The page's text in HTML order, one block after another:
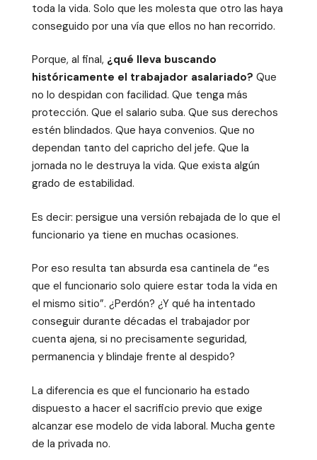
toda la vida. Solo que les molesta que otro las haya
conseguido por una vía que ellos no han recorrido.
Porque, al final, ¿qué lleva buscando
históricamente el trabajador asalariado? Que
no lo despidan con facilidad. Que tenga más
protección. Que el salario suba. Que sus derechos
estén blindados. Que haya convenios. Que no
dependan tanto del capricho del jefe. Que la
jornada no le destruya la vida. Que exista algún
grado de estabilidad.
Es decir: persigue una versión rebajada de lo que el
funcionario ya tiene en muchas ocasiones.
Por eso resulta tan absurda esa cantinela de “es
que el funcionario solo quiere estar toda la vida en
el mismo sitio”. ¿Perdón? ¿Y qué ha intentado
conseguir durante décadas el trabajador por
cuenta ajena, si no precisamente seguridad,
permanencia y blindaje frente al despido?
La diferencia es que el funcionario ha estado
dispuesto a hacer el sacrificio previo que exige
alcanzar ese modelo de vida laboral. Mucha gente
de la privada no.